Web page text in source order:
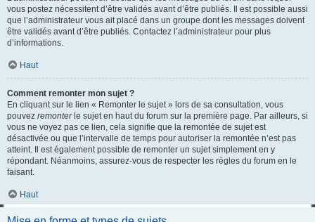
vous postez nécessitent d’être validés avant d’être publiés. Il est possible aussi
que l’administrateur vous ait placé dans un groupe dont les messages doivent
être validés avant d’être publiés. Contactez l’administrateur pour plus
d’informations.
Haut
Comment remonter mon sujet ?
En cliquant sur le lien « Remonter le sujet » lors de sa consultation, vous
pouvez remonterle sujet en haut du forum sur la première page. Par ailleurs, si
vous ne voyez pas ce lien, cela signifie que la remontée de sujet est
désactivée ou que l’intervalle de temps pour autoriser la remontée n’est pas
atteint. Il est également possible de remonter un sujet simplement en y
répondant. Néanmoins, assurez-vous de respecter les règles du forum en le
faisant.
Haut